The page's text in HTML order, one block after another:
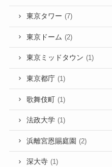
東京タワー (7)
東京ドーム (2)
東京ミッドタウン (1)
東京都庁 (1)
歌舞伎町 (1)
法政大学 (1)
浜離宮恩賜庭園 (2)
深大寺 (1)